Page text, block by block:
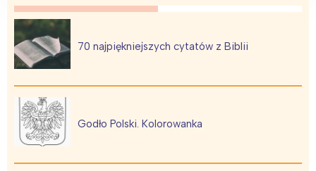
70 najpiękniejszych cytatów z Biblii
Godło Polski. Kolorowanka
Interesują mnie wydarzenia z
Warszawa
Łódź
Śląsk